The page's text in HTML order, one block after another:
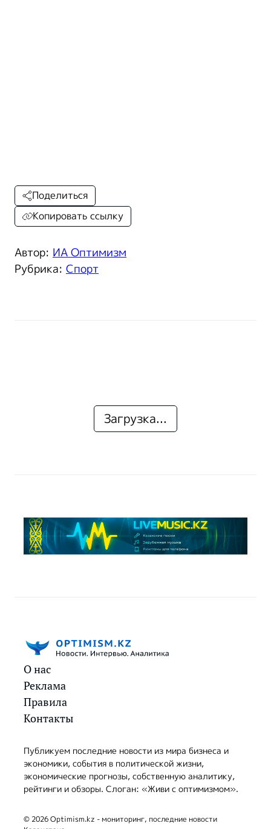
Автор: ИА Оптимизм
Рубрика: Спорт
Поделиться
Копировать ссылку
Загрузка...
О нас
Реклама
Правила
Контакты
Публикуем последние новости из мира бизнеса и
экономики, события в политической жизни,
экономические прогнозы, собственную аналитику,
рейтинги и обзоры. Слоган: «Живи с оптимизмом».
© 2026 Optimism.kz - мониторинг, последние новости